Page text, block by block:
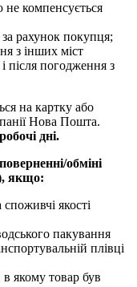
компенсується
рахунок покупця;
з інших міст
після погодження з
на картку або
Нова Пошта.
дні.
обміні
якщо:
якості
пакування
плівці
в якому товар був